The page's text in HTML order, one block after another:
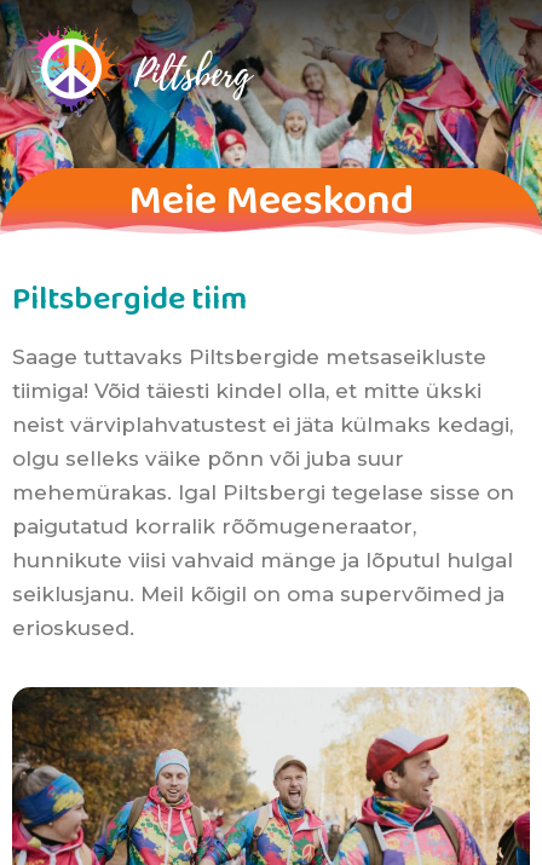
Meie Meeskond
Piltsbergide tiim
Saage tuttavaks Piltsbergide metsaseikluste
tiimiga! Võid täiesti kindel olla, et mitte ükski
neist värviplahvatustest ei jäta külmaks kedagi,
olgu selleks väike põnn või juba suur
mehemürakas. Igal Piltsbergi tegelase sisse on
paigutatud korralik rõõmugeneraator,
hunnikute viisi vahvaid mänge ja lõputul hulgal
seiklusjanu. Meil kõigil on oma supervõimed ja
erioskused.